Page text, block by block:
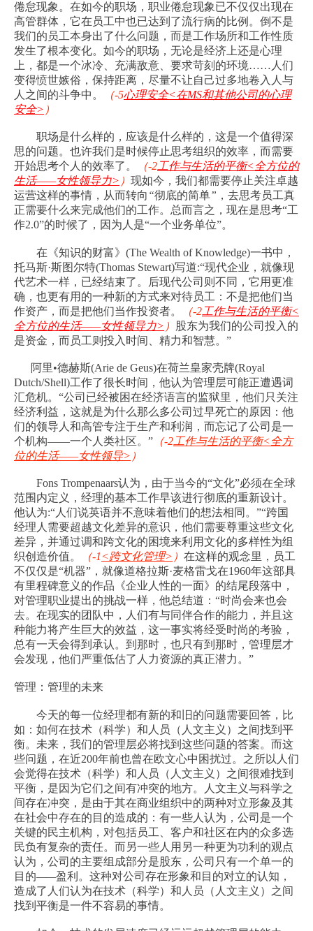
倦怠现象。在如今的职场，职业倦怠现象已不仅仅出现在
高管群体，它在员工中也已达到了流行病的比例。倒不是
我们的员工本身出了什么问题，而是工作场所和工作性质
发生了根本变化。如今的职场，无论是经济上还是心理
上，都是一个冰冷、充满敌意、要求苛刻的环境…… 人们
变得愤世嫉俗，保持距离，尽量不让自己过多地卷入人与
人之间的斗争中。
（-5心理安全<在MS和其他公司的心理
安全> ）
职场是什么样的，应该是什么样的，这是一个值得深
思的问题。也许我们是时候停止思考组织的效率，而需要
开始思考个人的效率了。
（-2 工作与生活的平衡<全方位的
生活——女性领导力> ） 现如今，我们都需要停止关注卓越
运营这样的事情，从而转向 “彻底的简单” ，去思考员工真
正需要什么来完成他们的工作。总而言之，现在是思考“工
作2.0”的时候了，因为人是“一个业务单位”。
在《知识的财富》 (The Wealth of Knowledge)一书中，
托马斯·斯图尔特(Thomas Stewart)写道:“现代企业，就像现
代艺术一样，已经结束了。后现代公司则不同，它用更准
确，也更有用的一种新的方式来对待员工：不是把他们当
作资产，而是把他们当作投资者。
（-2 工作与生活的平衡<
全方位的生活——女性领导力> ）
股东为我们的公司投入的
是资金，而员工则投入时间、精力和智慧。 ”
阿里•德赫斯(Arie de Geus)在荷兰皇家壳牌(Royal
Dutch/Shell)工作了很长时间，他认为管理层可能正遭遇词
汇危机。 “公司已经被困在经济语言的监狱里，他们只关注
经济利益，这就是为什么那么多公司过早死亡的原因：他
们的领导人和高管专注于生产和利润，而忘记了公司是一
个机构——一个人类社区。 ” （-2 工作与生活的平衡<全方
位的生活——女性领导> ）
Fons Trompenaars认为，由于当今的“文化”必须在全球
范围内定义，经理的基本工作早该进行彻底的重新设计。
他认为:“ 人们说英语并不意味着他们的想法相同。 ”“跨国
经理人需要超越文化差异的意识，他们需要尊重这些文化
差异，并通过调和跨文化的困境来利用文化的多样性为组
织创造价值。
（-1 <跨文化管理> ） 在这样的观念里，员工
不仅仅是“机器” ，就像道格拉斯·麦格雷戈在1960年这部具
有里程碑意义的作品《企业人性的一面》的结尾段落中，
对管理职业提出的挑战一样，他总结道： “时尚会来也会
去。在现实的团队中，人们有与同伴合作的能力，并且这
种能力将产生巨大的效益，这一事实将经受时尚的考验，
总有一天会得到承认。到那时，也只有到那时，管理层才
会发现，他们严重低估了人力资源的真正潜力。 ”
管理：管理的未来
今天的每一位经理都有新的和旧的问题需要回答，比
如：如何在技术（科学）和人员（人文主义）之间找到平
衡。未来，我们的管理层必将找到这些问题的答案。而这
些问题，在近200年前也曾在欧文心中困扰过。之所以人们
会觉得在技术（科学）和人员（人文主义）之间很难找到
平衡，是因为它们之间有冲突的地方。人文主义与科学之
间存在冲突，是由于其在商业组织中的两种对立形象及其
在社会中存在的目的造成的：有一些人认为，公司是一个
关键的民主机构，对包括员工、客户和社区在内的众多选
民负有复杂的责任。而另一些人用另一种更为功利的观点
认为，公司的主要组成部分是股东，公司只有一个单一的
目的——盈利。这种对公司存在形象和目的对立的认知，
造成了人们认为在技术（科学）和人员（人文主义）之间
找到平衡是一件不容易的事情。